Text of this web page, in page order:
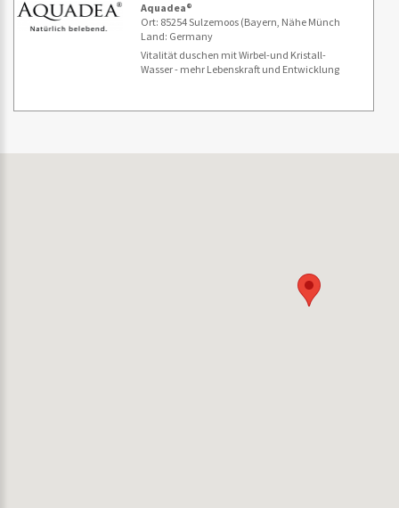
Aquadea®
Ort: 85254 Sulzemoos (Bayern, Nähe Münch
Land: Germany
Vitalität duschen mit Wirbel-und Kristall-
Wasser - mehr Lebenskraft und Entwicklung